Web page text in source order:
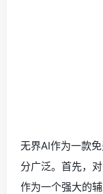
无界AI作为一款
分广泛。首先，
作为一个强大的